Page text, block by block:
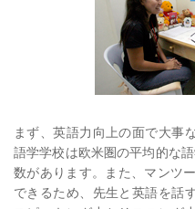
まず、英語力向上の面で大事
語学学校は欧米圏の平均的な
数があります。また、マンツ
できるため、先生と英語を話